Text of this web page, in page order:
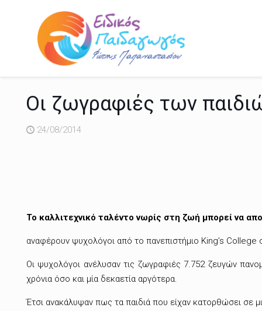
Οι ζωγραφιές των
24/08/2014
Το καλλιτεχνικό ταλέντο νωρίς στη ζωή μπορεί να
αναφέρουν ψυχολόγοι από το πανεπιστήμιο King’s College
Οι ψυχολόγοι ανέλυσαν τις ζωγραφιές 7.752 ζευγών
χρόνια όσο και μία δεκαετία αργότερα.
Έτσι ανακάλυψαν πως τα παιδιά που είχαν κατορθώσει σε